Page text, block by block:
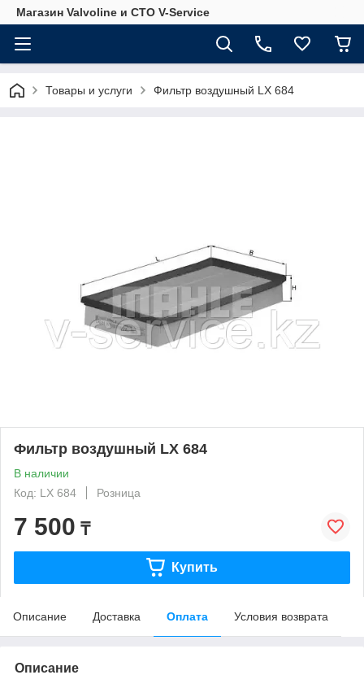
Магазин Valvoline и СТО V-Service
Товары и услуги Фильтр воздушный LX 684
Фильтр воздушный LX 684
В наличии
Код: LX 684
Розница
7 500 ₸
Купить
Описание Доставка Оплата Условия возврата
Описание